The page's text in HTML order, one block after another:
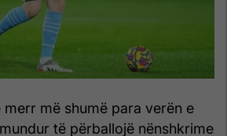
më shumë para verën e
të përballojë nënshkrime